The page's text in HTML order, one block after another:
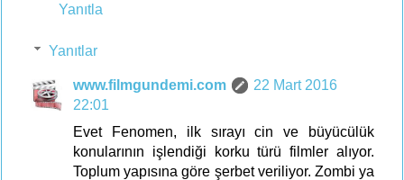
Yanıtla
Yanıtlar
www.filmgundemi.com
22 Mart 2016
22:01
Evet Fenomen, ilk sırayı cin ve büyücülük
konularının işlendiği korku türü filmler alıyor.
Toplum yapısına göre şerbet veriliyor. Zombi ya